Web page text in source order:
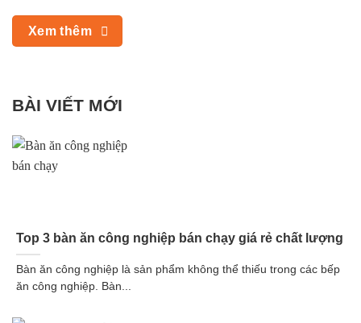
Xem thêm
BÀI VIẾT MỚI
Top 3 bàn ăn công nghiệp bán chạy giá rẻ chất lượng
Bàn ăn công nghiệp là sản phẩm không thể thiếu trong các bếp
ăn công nghiệp. Bàn...